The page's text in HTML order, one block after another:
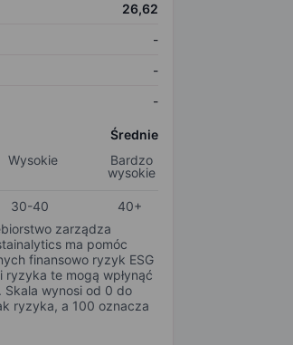
26,62
-
-
-
Średnie
Wysokie
Bardzo
wysokie
30-40
40+
zarządza
ma pomóc
finansowo ryzyk ESG
te mogą wpłynąć
Skala wynosi od 0 do
ryzyka, a 100 oznacza